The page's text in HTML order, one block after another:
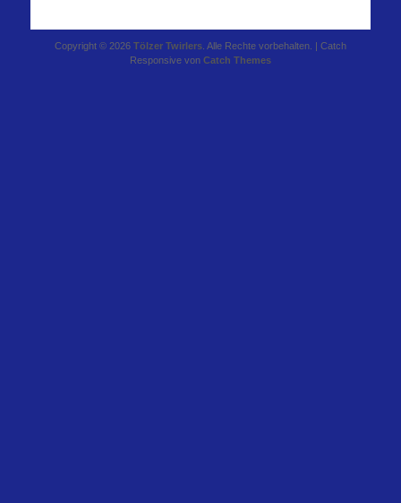
Copyright © 2026 Tölzer Twirlers . Alle Rechte vorbehalten. | Catch
Responsive von Catch Themes